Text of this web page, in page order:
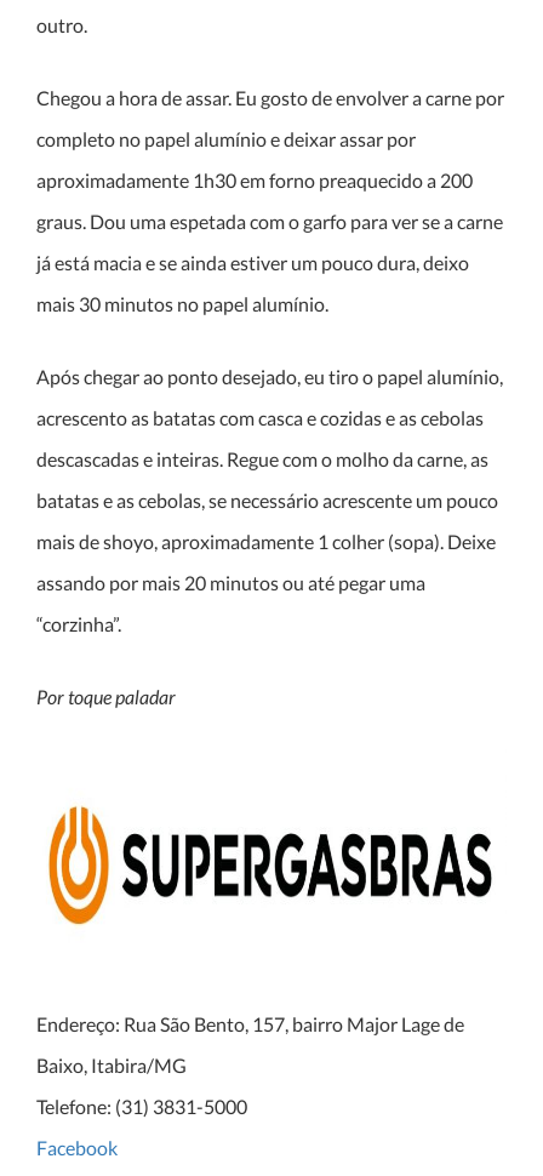
outro.
Chegou a hora de assar. Eu gosto de envolver a carne por
completo no papel alumínio e deixar assar por
aproximadamente 1h30 em forno preaquecido a 200
graus. Dou uma espetada com o garfo para ver se a carne
já está macia e se ainda estiver um pouco dura, deixo
mais 30 minutos no papel alumínio.
Após chegar ao ponto desejado, eu tiro o papel alumínio,
acrescento as batatas com casca e cozidas e as cebolas
descascadas e inteiras. Regue com o molho da carne, as
batatas e as cebolas, se necessário acrescente um pouco
mais de shoyo, aproximadamente 1 colher (sopa). Deixe
assando por mais 20 minutos ou até pegar uma
“corzinha”.
Por toque paladar
Endereço: Rua São Bento, 157, bairro Major Lage de
Baixo, Itabira/MG
Telefone: (31) 3831-5000
Facebook